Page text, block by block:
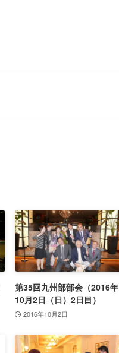
第35回九州部部会（2016年
10月2日（日）2日目）
2016年10月2日